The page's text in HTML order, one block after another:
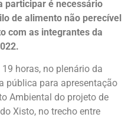
participar é necessário
de alimento não perecível
com as integrantes da
horas, no plenário da
pública para apresentação
Ambiental do projeto de
Xisto, no trecho entre